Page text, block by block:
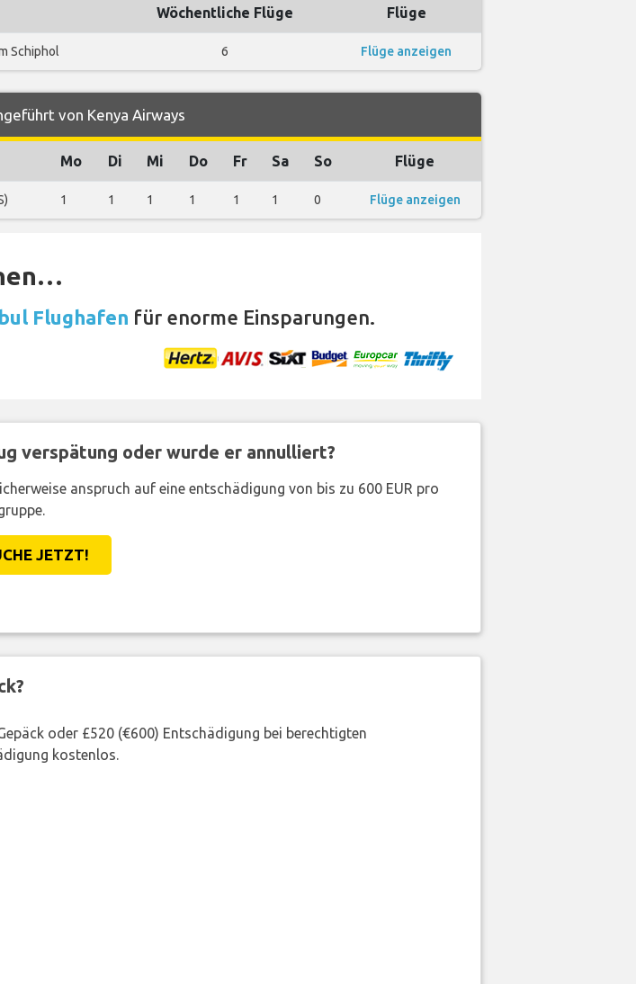
Wöchentliche Flüge Flüge
Schiphol 6 Flüge anzeigen
von Kenya Airways
Mo Di Mi Do Fr Sa So Flüge
1 1 1 1 1 1 0 Flüge anzeigen
Flughafen für enorme Einsparungen.
verspätung oder wurde er annulliert?
anspruch auf eine entschädigung von bis zu 600 EUR pro
JETZT!
oder £520 (€600) Entschädigung bei berechtigten
kostenlos.